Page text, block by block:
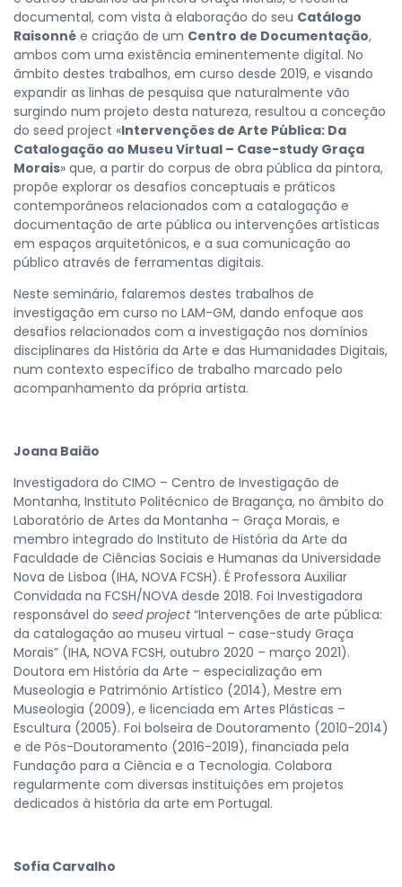
documental, com vista à elaboração do seu Catálogo
Raisonné e criação de um Centro de Documentação,
ambos com uma existência eminentemente digital. No
âmbito destes trabalhos, em curso desde 2019, e visando
expandir as linhas de pesquisa que naturalmente vão
surgindo num projeto desta natureza, resultou a conceção
do seed project «Intervenções de Arte Pública: Da
Catalogação ao Museu Virtual – Case-study Graça
Morais» que, a partir do corpus de obra pública da pintora,
propõe explorar os desafios conceptuais e práticos
contemporâneos relacionados com a catalogação e
documentação de arte pública ou intervenções artísticas
em espaços arquitetónicos, e a sua comunicação ao
público através de ferramentas digitais.
Neste seminário, falaremos destes trabalhos de
investigação em curso no LAM-GM, dando enfoque aos
desafios relacionados com a investigação nos domínios
disciplinares da História da Arte e das Humanidades Digitais,
num contexto específico de trabalho marcado pelo
acompanhamento da própria artista.
Joana Baião
Investigadora do CIMO – Centro de Investigação de
Montanha, Instituto Politécnico de Bragança, no âmbito do
Laboratório de Artes da Montanha – Graça Morais, e
membro integrado do Instituto de História da Arte da
Faculdade de Ciências Sociais e Humanas da Universidade
Nova de Lisboa (IHA, NOVA FCSH). É Professora Auxiliar
Convidada na FCSH/NOVA desde 2018. Foi Investigadora
responsável do seed project“Intervenções de arte pública:
da catalogação ao museu virtual – case-study Graça
Morais” (IHA, NOVA FCSH, outubro 2020 – março 2021).
Doutora em História da Arte – especialização em
Museologia e Património Artístico (2014), Mestre em
Museologia (2009), e licenciada em Artes Plásticas –
Escultura (2005). Foi bolseira de Doutoramento (2010-2014)
e de Pós-Doutoramento (2016-2019), financiada pela
Fundação para a Ciência e a Tecnologia. Colabora
regularmente com diversas instituições em projetos
dedicados à história da arte em Portugal.
Sofia Carvalho